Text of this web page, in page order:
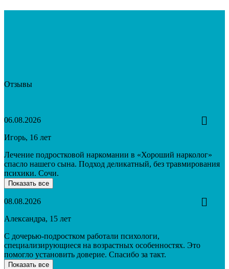
Отзывы
06.08.2026
Игорь, 16 лет
Лечение подростковой наркомании в «Хороший нарколог»
спасло нашего сына. Подход деликатный, без травмирования
психики. Сочи.
Показать все
08.08.2026
Александра, 15 лет
С дочерью-подростком работали психологи,
специализирующиеся на возрастных особенностях. Это
помогло установить доверие. Спасибо за такт.
Показать все